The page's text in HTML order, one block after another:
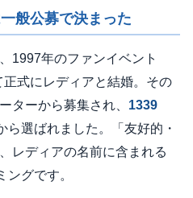
般公募で決まった
1997年のファンイベント
正式にレディアと結婚。その
ターから募集され、 1339
ら選ばれました。「友好的・
レディアの名前に含まれる
ングです。